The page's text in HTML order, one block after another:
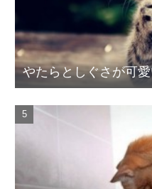
やたらとしぐさが可